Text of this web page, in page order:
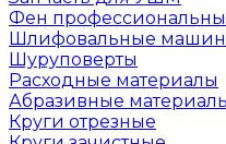
Фен
Шлифовальные
Шуруповерты
Расходные материалы
Абразивные
Круги отрезные